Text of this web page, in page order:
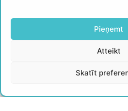
Pieņemt
Atteikt
Skatīt
padomus no WIN